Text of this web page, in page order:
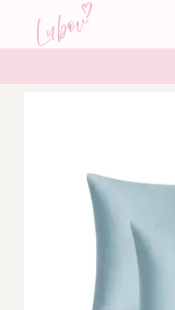
Перейти до основного контенту